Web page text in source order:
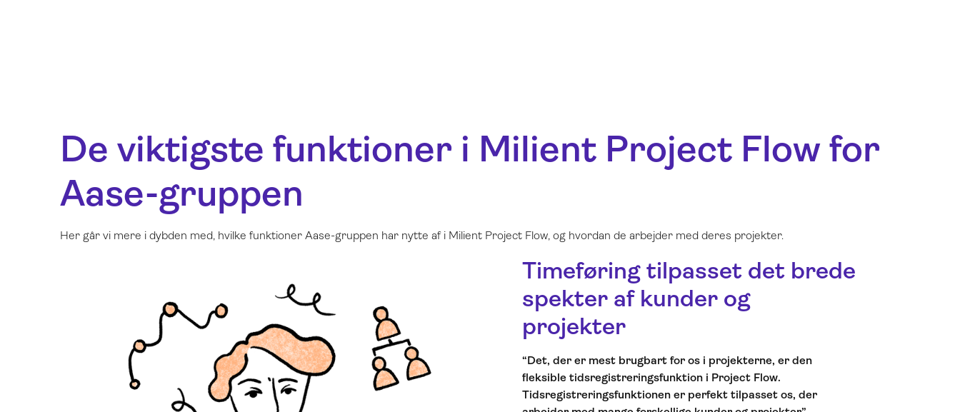
De viktigste funktioner i Milient Project Flow for
Aase-gruppen
Her går vi mere i dybden med, hvilke funktioner Aase-gruppen har nytte af i Milient Project Flow, og hvordan de arbejder med deres projekter.
Timeføring tilpasset det brede
spekter af kunder og
projekter
“Det, der er mest brugbart for os i projekterne, er den
fleksible tidsregistreringsfunktion i Project Flow.
Tidsregistreringsfunktionen er perfekt tilpasset os, der